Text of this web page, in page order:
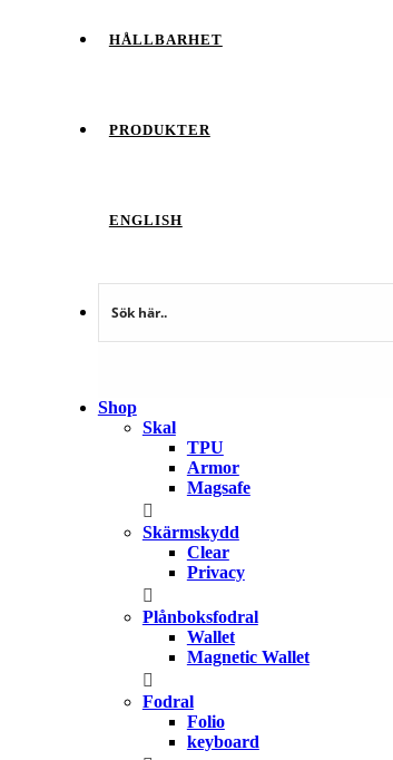
HÅLLBARHET
PRODUKTER
ENGLISH
Shop
Skal
TPU
Armor
Magsafe
Skärmskydd
Clear
Privacy
Plånboksfodral
Wallet
Magnetic Wallet
Fodral
Folio
keyboard